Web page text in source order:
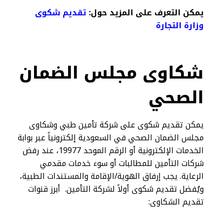
يمكن التعرف على المزيد حول: تقديم شكوى
وزارة التجارة​
شكاوى مجلس الضمان
الصحي
يمكن تقديم شكوى على شركة تأمين طبي وشكاوى
مجلس الضمان الصحي في السعودية إلكترونياً عبر بوابة
الخدمات الإلكترونية أو الرقم الموحد 19977، عند رفض
شركات التأمين للمطالبات أو سوء خدمات مقدمي
الرعاية. يجب إرفاق الهوية/الإقامة والمستندات الطبية،
ويُفضل تقديم شكوى أولاً لشركة التأمين. أبرز قنوات
تقديم الشكاوى: